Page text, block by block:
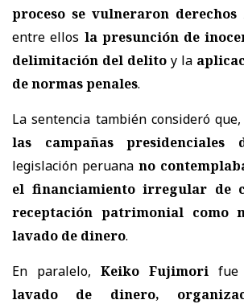
proceso se vulneraron derechos
entre ellos la presunción de
delimitación del delito y la
de normas penales.
La sentencia también consideró que,
las campañas presidenciales
legislación peruana no
el financiamiento irregular de
receptación patrimonial como
lavado de dinero.
En paralelo, Keiko Fujimori fue
lavado de dinero,